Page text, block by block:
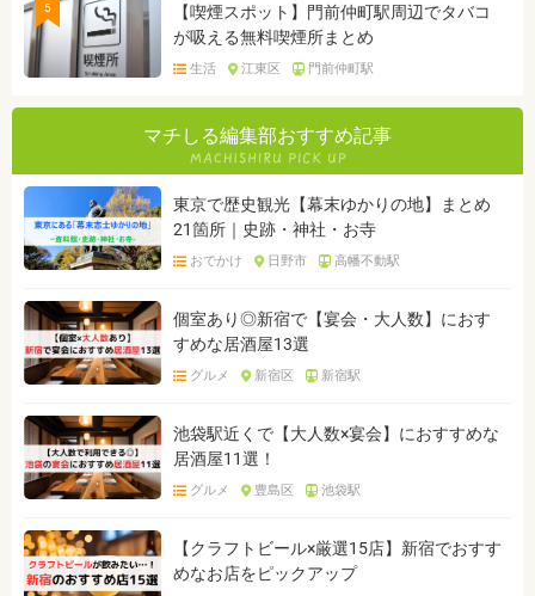
5
【喫煙スポット】門前仲町駅周辺でタバコ
が吸える無料喫煙所まとめ
生活 江東区 門前仲町駅
マチしる編集部おすすめ記事
東京で歴史観光【幕末ゆかりの地】まとめ
21箇所｜史跡・神社・お寺
おでかけ 日野市 高幡不動駅
個室あり◎新宿で【宴会・大人数】におす
すめな居酒屋13選
グルメ 新宿区 新宿駅
池袋駅近くで【大人数×宴会】におすすめな
居酒屋11選！
グルメ 豊島区 池袋駅
【クラフトビール×厳選15店】新宿でおすす
めなお店をピックアップ